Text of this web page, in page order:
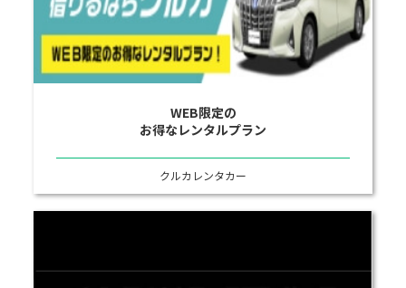
WEB限定の
お得なレンタルプラン
クルカレンタカー